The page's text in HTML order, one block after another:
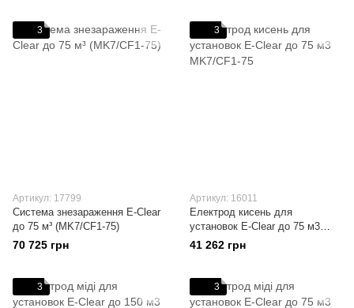
3
Артикул: 17799
Система знезараження E-Clear
до 75 м³ (MK7/CF1-75)
70 725 грн
3
Артикул: 16011
Електрод кисень для
установок E-Clear до 75 м3
MK7/CF1-75
41 262 грн
3 3